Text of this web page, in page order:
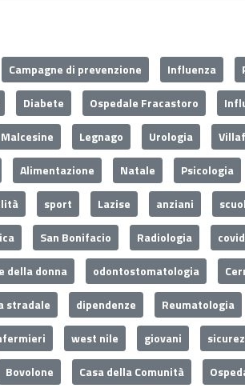
Campagne di prevenzione Influenza
Diabete Ospedale Fracastoro
Malcesine Legnago Urologia
Alimentazione Natale
Psicologia
sport Lazise anziani
San Bonifacio Radiologia
della donna odontostomatologia
stradale dipendenze
Reumatologia
west nile giovani
Bovolone Casa della Comunità